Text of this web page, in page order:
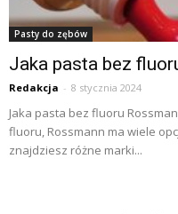
Pasty do zębów
Jaka pasta bez
Redakcja - 8 stycznia 2024
Jaka pasta bez fluoru
fluoru, Rossmann ma wiele
znajdziesz różne marki...